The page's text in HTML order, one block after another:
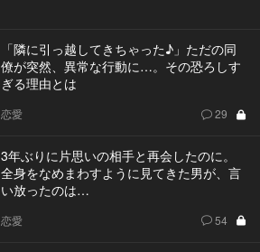
「隣に引っ越してきちゃった♪」ただの同
僚が突然、異常な行動に…。その恐ろしす
ぎる理由とは
恋愛 29
3年ぶりに片思いの相手と再会したのに。
全身をなめまわすように見てきた男が、言
い放ったのは…
恋愛 54